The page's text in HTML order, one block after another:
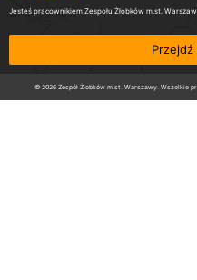
Jesteś pracownikiem Zespołu Żłobków m.st.
© 2026 Zespół Żłobków m.st. Warszawy. Wszelkie